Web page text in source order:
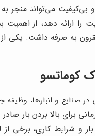
بی‌کیفیت می‌تواند منجر
را ارائه دهد، از
به صرفه داشت. یکی از
کوماتسو
صنایع و انبارها،
برای بالا بردن بار
و شرایط کاری، برخی از